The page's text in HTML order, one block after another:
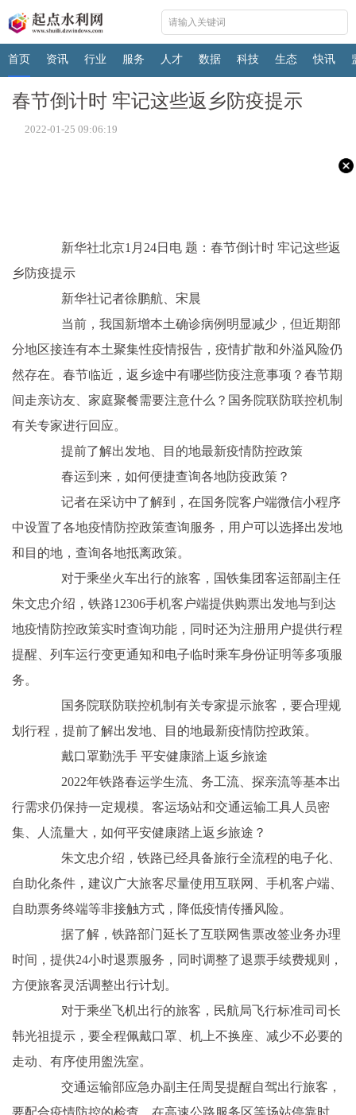
首页 资讯 行业 服务 人才 数据 科技 生态 快讯
春节倒计时 牢记这些返乡防疫提示
2022-01-25 09:06:19
新华社北京1月24日电 题：春节倒计时 牢记这些返
乡防疫提示
新华社记者徐鹏航、宋晨
当前，我国新增本土确诊病例明显减少，但近期部
分地区接连有本土聚集性疫情报告，疫情扩散和外溢风险仍
然存在。春节临近，返乡途中有哪些防疫注意事项？春节期
间走亲访友、家庭聚餐需要注意什么？国务院联防联控机制
有关专家进行回应。
提前了解出发地、目的地最新疫情防控政策
春运到来，如何便捷查询各地防疫政策？
记者在采访中了解到，在国务院客户端微信小程序
中设置了各地疫情防控政策查询服务，用户可以选择出发地
和目的地，查询各地抵离政策。
对于乘坐火车出行的旅客，国铁集团客运部副主任
朱文忠介绍，铁路12306手机客户端提供购票出发地与到达
地疫情防控政策实时查询功能，同时还为注册用户提供行程
提醒、列车运行变更通知和电子临时乘车身份证明等多项服
务。
国务院联防联控机制有关专家提示旅客，要合理规
划行程，提前了解出发地、目的地最新疫情防控政策。
戴口罩勤洗手 平安健康踏上返乡旅途
2022年铁路春运学生流、务工流、探亲流等基本出
行需求仍保持一定规模。客运场站和交通运输工具人员密
集、人流量大，如何平安健康踏上返乡旅途？
朱文忠介绍，铁路已经具备旅行全流程的电子化、
自助化条件，建议广大旅客尽量使用互联网、手机客户端、
自助票务终端等非接触方式，降低疫情传播风险。
据了解，铁路部门延长了互联网售票改签业务办理
时间，提供24小时退票服务，同时调整了退票手续费规则，
方便旅客灵活调整出行计划。
对于乘坐飞机出行的旅客，民航局飞行标准司司长
韩光祖提示，要全程佩戴口罩、机上不换座、减少不必要的
走动、有序使用盥洗室。
交通运输部应急办副主任周旻提醒自驾出行旅客，
要配合疫情防控的检查，在高速公路服务区等场站停靠时，